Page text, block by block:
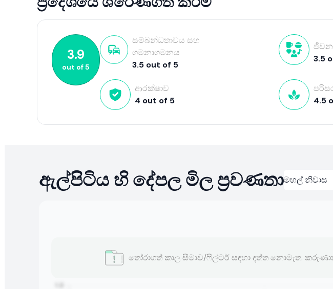
3.9
out of5
සම්බන්ධතාවය සහ
ගමනාගමනය
3.5 out of 5
ජීවන
3.5
ආරක්ෂාව
4 out of 5
4.5
ඇල්පිටිය හි දේපල මිල ප්‍රවණතා
තෝරාගත් කාල සීමාව/ෆිල්ටර් සඳහා දත්ත නොමැත.